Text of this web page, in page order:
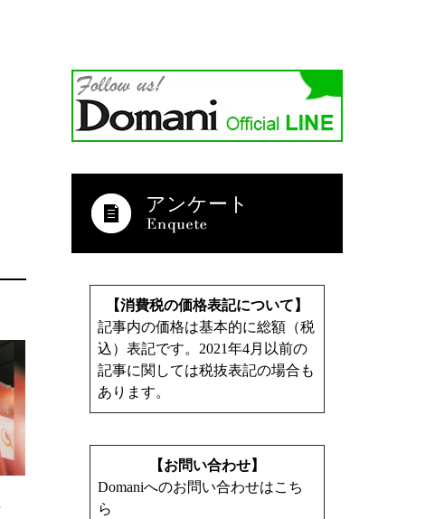
アンケート
【消費税の価格表記について】
記事内の価格は基本的に総額（税
込）表記です。2021年4月以前の
記事に関しては税抜表記の場合も
あります。
【お問い合わせ】
Domaniへのお問い合わせはこち
ら